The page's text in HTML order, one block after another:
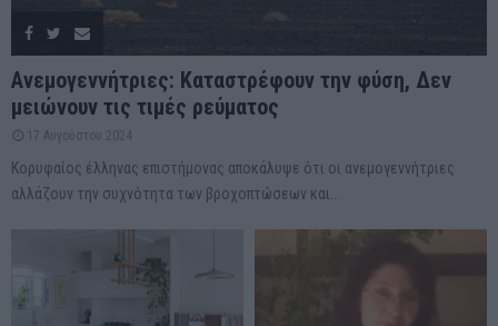
Ανεμογεννήτριες: Καταστρέφουν την φύση, Δεν
μειώνουν τις τιμές ρεύματος
17 Αυγούστου 2024
Κορυφαίος έλληνας επιστήμονας αποκάλυψε ότι οι ανεμογεννήτριες
αλλάζουν την συχνότητα των βροχοπτώσεων και...